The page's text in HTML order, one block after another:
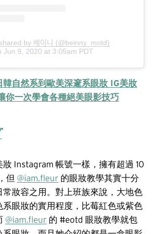
by 베이니 (@beinny_motd)
Jun 9, 2020 at 3:05am PDT
韓自然系到歐美深邃系眼妝 IG美妝
你一次學會各種絕美眼影技巧
Instagram 帳號一樣，擁有超過 10
但 @iam.fleur的眼妝教學其實十分
常妝容之用。對上班族來說，大地色
系眼妝的實用程度，比莓紅色或紫色
@iam.fleur的 #eotd 眼妝教學就包